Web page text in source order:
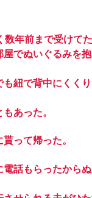
年前まで受けて
でぬいぐるみを
紐で背中にくく
あった。
って帰った。
話もらったから